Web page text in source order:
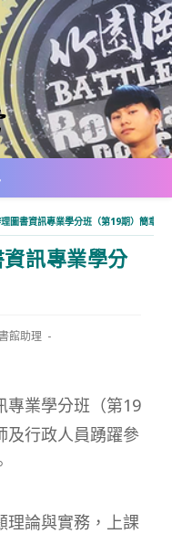
圖書資訊專業學分班（第19期）簡章
訊專業學分
館助理
專業學分班（第19
及行政人員踴躍參
理論與實務，上課